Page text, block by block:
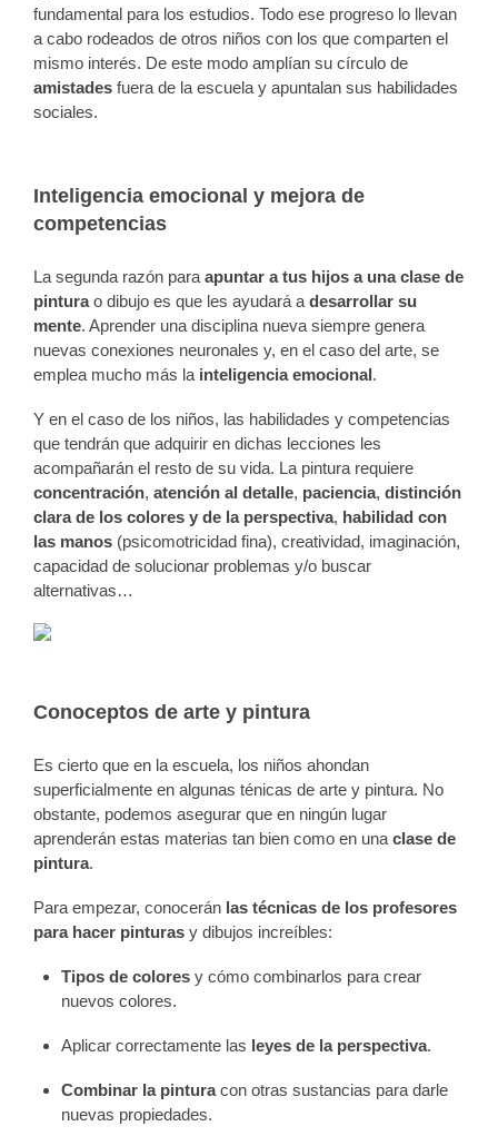
fundamental para los estudios. Todo ese progreso lo llevan
a cabo rodeados de otros niños con los que comparten el
mismo interés. De este modo amplían su círculo de
amistades fuera de la escuela y apuntalan sus habilidades
sociales.
Inteligencia emocional y mejora de
competencias
La segunda razón para apuntar a tus hijos a una clase de
pinturao dibujo es que les ayudará a desarrollar su
mente. Aprender una disciplina nueva siempre genera
nuevas conexiones neuronales y, en el caso del arte, se
emplea mucho más la inteligencia emocional.
Y en el caso de los niños, las habilidades y competencias
que tendrán que adquirir en dichas lecciones les
acompañarán el resto de su vida. La pintura requiere
concentración, atención al detalle, paciencia, distinción
clara de los colores y de la perspectiva, habilidad con
las manos (psicomotricidad fina), creatividad, imaginación,
capacidad de solucionar problemas y/o buscar
alternativas…
Conoceptos de arte y pintura
Es cierto que en la escuela, los niños ahondan
superficialmente en algunas ténicas de arte y pintura. No
obstante, podemos asegurar que en ningún lugar
aprenderán estas materias tan bien como en una clase de
pintura.
Para empezar, conocerán las técnicas de los profesores
para hacer pinturas y dibujos increíbles:
Tipos de colores y cómo combinarlos para crear
nuevos colores.
Aplicar correctamente las leyes de la perspectiva.
Combinar la pinturacon otras sustancias para darle
nuevas propiedades.